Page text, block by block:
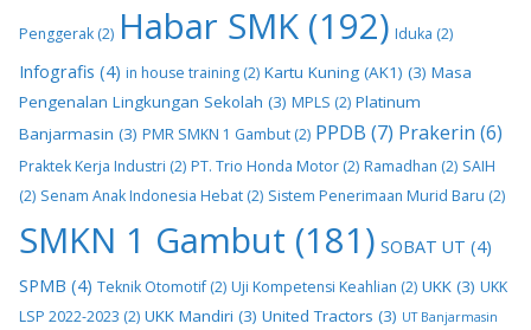
Penggerak (2) Habar SMK (192) Iduka (2)
Infografis (4) in house training (2) Kartu Kuning (AK1) (3) Masa
Pengenalan Lingkungan Sekolah (3) MPLS (2) Platinum
Banjarmasin (3) PMR SMKN 1 Gambut (2) PPDB (7) Prakerin (6)
Praktek Kerja Industri (2) PT. Trio Honda Motor (2) Ramadhan (2) SAIH
(2) Senam Anak Indonesia Hebat (2) Sistem Penerimaan Murid Baru (2)
SMKN 1 Gambut (181) SOBAT UT (4)
SPMB (4) Teknik Otomotif(2) Uji Kompetensi Keahlian (2) UKK (3) UKK
LSP 2022-2023 (2) UKK Mandiri (3) United Tractors (3) UT Banjarmasin